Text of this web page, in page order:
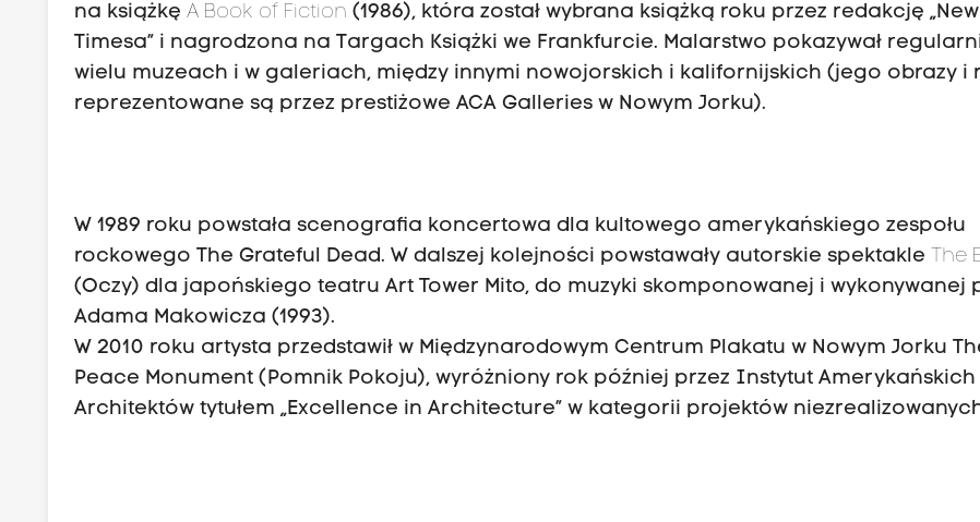
na książkęA Book of Fiction (1986), która został wybrana książką roku przez redakcję
Timesa” i nagrodzona na Targach Książki we Frankfurcie. Malarstwo pokazywał
wielu muzeach i w galeriach, między innymi nowojorskich i kalifornijskich (jego obrazy i
reprezentowane są przez prestiżowe ACA Galleries w Nowym Jorku).
W 1989 roku powstała scenografia koncertowa dla kultowego amerykańskiego zespołu
rockowego The Grateful Dead. W dalszej kolejności powstawały autorskie spektakle The
(Oczy) dla japońskiego teatru Art Tower Mito, do muzyki skomponowanej i wykonywanej
Adama Makowicza (1993).
W 2010 roku artysta przedstawił w Międzynarodowym Centrum Plakatu w Nowym Jorku
Peace Monument (Pomnik Pokoju), wyróżniony rok później przez Instytut Amerykańskich
Architektów tytułem „Excellence in Architecture” w kategorii projektów